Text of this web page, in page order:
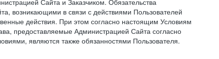
Сайта и Заказчиком. Обязательства
возникающими в связи с действиями Пользователей
действия. При этом согласно настоящим Условиям
предоставляемые Администрацией Сайта согласно
являются также обязанностями Пользователя.